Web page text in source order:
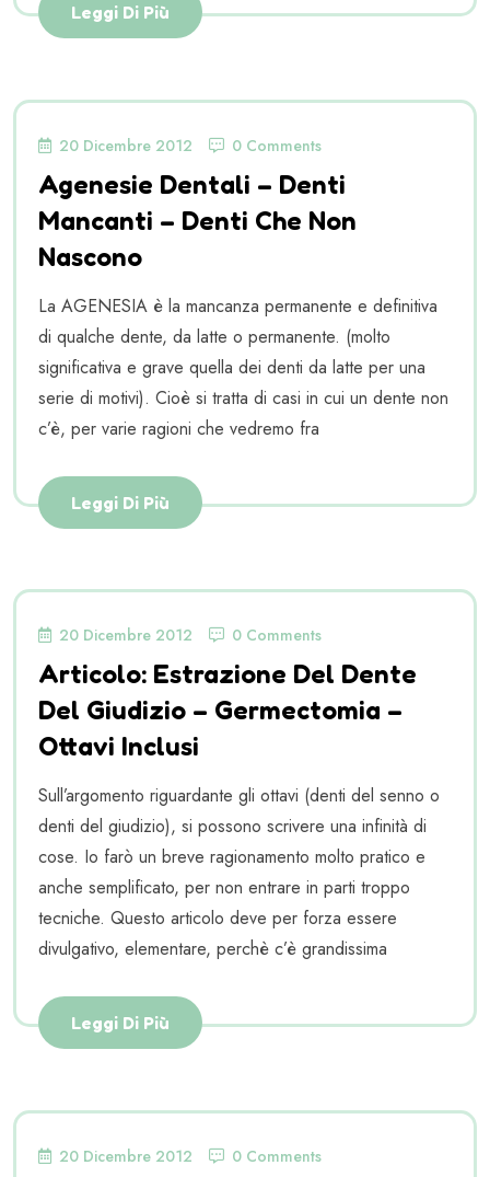
Leggi Di Più
20 Dicembre 2012 0 Comments
Agenesie Dentali – Denti
Mancanti – Denti Che Non
Nascono
La AGENESIA è la mancanza permanente e definitiva
di qualche dente, da latte o permanente. (molto
significativa e grave quella dei denti da latte per una
serie di motivi). Cioè si tratta di casi in cui un dente non
c’è, per varie ragioni che vedremo fra
Leggi Di Più
20 Dicembre 2012 0 Comments
Articolo: Estrazione Del Dente
Del Giudizio – Germectomia –
Ottavi Inclusi
Sull’argomento riguardante gli ottavi (denti del senno o
denti del giudizio), si possono scrivere una infinità di
cose. Io farò un breve ragionamento molto pratico e
anche semplificato, per non entrare in parti troppo
tecniche. Questo articolo deve per forza essere
divulgativo, elementare, perchè c’è grandissima
Leggi Di Più
20 Dicembre 2012 0 Comments